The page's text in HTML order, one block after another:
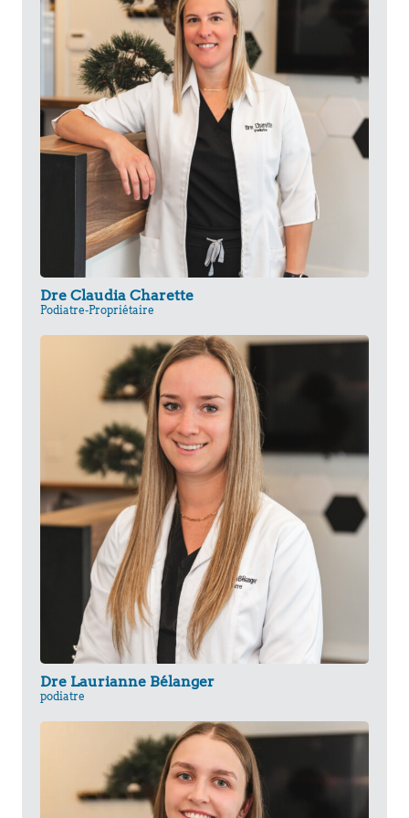
Dre Claudia Charette
Podiatre-Propriétaire
Dre Laurianne Bélanger
podiatre